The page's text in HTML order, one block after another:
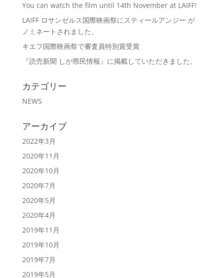
You can watch the film until 14th November at LAIFF!
LAIFF ロサンゼルス国際映画祭にスティールアンジー が
ノミネートされました。
キエフ国際映画祭で審査員特別賞受賞
『読売新聞 しが県民情報』に掲載していただきました。
カテゴリー
NEWS
アーカイブ
2022年3月
2020年11月
2020年10月
2020年7月
2020年5月
2020年4月
2019年11月
2019年10月
2019年7月
2019年5月